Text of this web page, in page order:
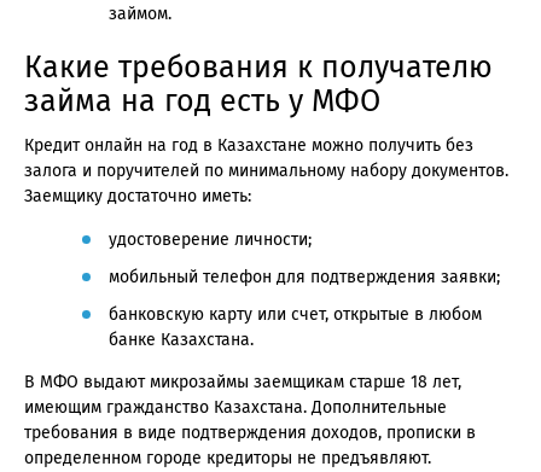
займом.
Какие требования к получателю
займа на год есть у МФО
Кредит онлайн на год в Казахстане можно получить без
залога и поручителей по минимальному набору документов.
Заемщику достаточно иметь:
удостоверение личности;
мобильный телефон для подтверждения заявки;
банковскую карту или счет, открытые в любом
банке Казахстана.
В МФО выдают микрозаймы заемщикам старше 18 лет,
имеющим гражданство Казахстана. Дополнительные
требования в виде подтверждения доходов, прописки в
определенном городе кредиторы не предъявляют.